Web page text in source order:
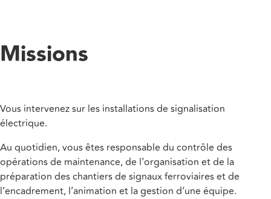
Missions
Vous intervenez sur les installations de signalisation
électrique.
Au quotidien, vous êtes responsable du contrôle des
opérations de maintenance, de l’organisation et de la
préparation des chantiers de signaux ferroviaires et de
l’encadrement, l’animation et la gestion d’une équipe.